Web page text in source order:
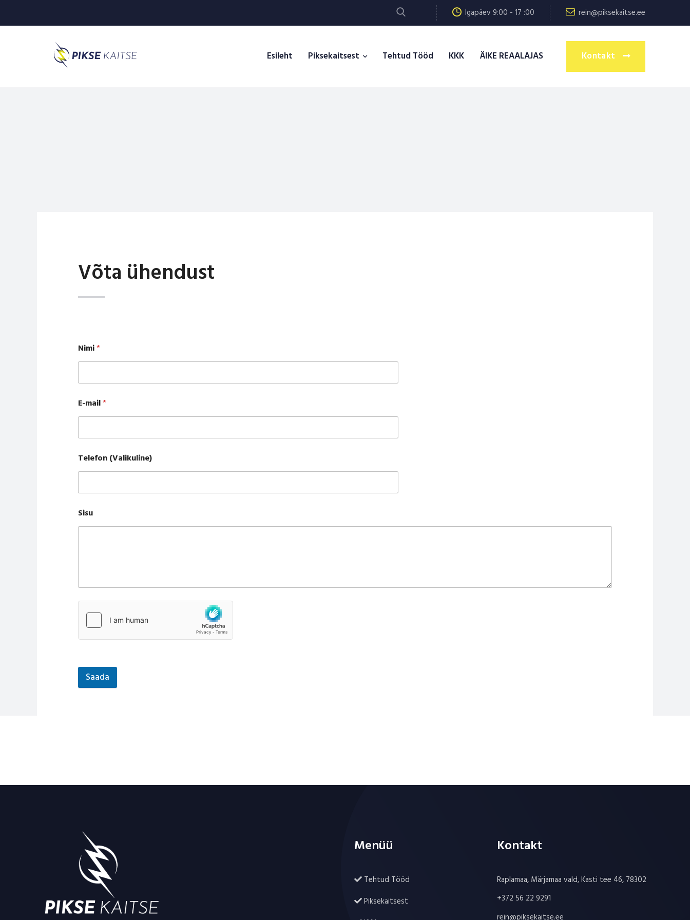
Igapäev 9:00 - 17 :00 rein@piksekaitse.ee
Esileht Piksekaitsest Tehtud Tööd KKK ÄIKE REAALAJAS Kontakt
Võta ühendust
Nimi*
E-mail*
Telefon (Valikuline)
Sisu
Saada
Menüü
Tehtud Tööd
Piksekaitsest
Kontakt
Raplamaa, Märjamaa vald, Kasti tee 46, 78302
+372 56 22 9291